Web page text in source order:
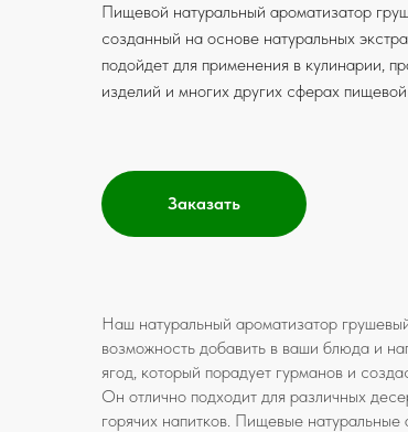
Пищевой натуральный ароматизатор
созданный на основе натуральных
подойдет для применения в кулинарии,
изделий и многих других сферах
Заказать
Наш натуральный ароматизатор
возможность добавить в ваши блюда и
ягод, который порадует гурманов и
Он отлично подходит для различных
горячих напитков. Пищевые